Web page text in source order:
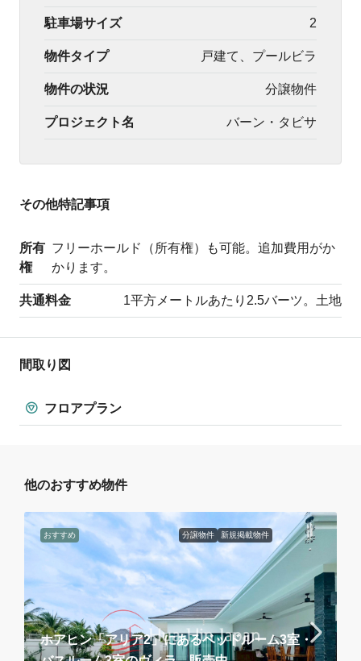
駐車場サイズ 2
物件タイプ 戸建て、プールビラ
物件の状況 分譲物件
プロジェクト名 バーン・タビサ
その他特記事項
所有
権
フリーホールド（所有権）も可能。追加費用がか
かります。
共通料金 1平方メートルあたり2.5バーツ。土地
間取り図
フロアプラン
他のおすすめ物件
おすすめ 分譲物件 新規掲載物件
ホアヒン「アリア2」にあるベッドルーム3室・